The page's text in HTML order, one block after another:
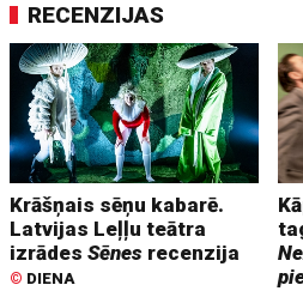
RECENZIJAS
Krāšņais sēņu kabarē.
Latvijas Leļļu teātra
izrādesSēnes recenzija
© DIENA